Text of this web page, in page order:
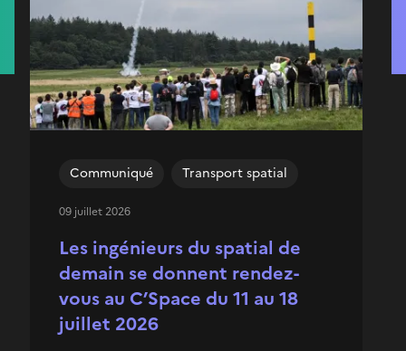
Les ingénieurs du spatial de
demain se donnent rendez-
vous au C’Space du 11 au 18
juillet 2026
Communiqué Transport spatial
09 juillet 2026